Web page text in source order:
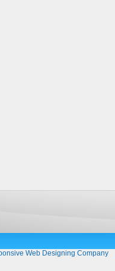
Web Designing Company